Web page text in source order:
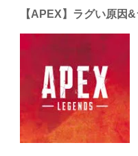
【APEX】ラグい原因